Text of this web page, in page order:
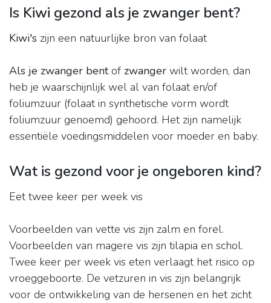
Is Kiwi gezond als je zwanger bent?
Kiwi's zijn een natuurlijke bron van folaat
Als je zwanger bentof zwanger wilt worden, dan
heb je waarschijnlijk wel al van folaat en/of
foliumzuur (folaat in synthetische vorm wordt
foliumzuur genoemd) gehoord. Het zijn namelijk
essentiële voedingsmiddelen voor moeder en baby.
Wat is gezond voor je ongeboren kind?
Eet twee keer per week vis
Voorbeelden van vette vis zijn zalm en forel.
Voorbeelden van magere vis zijn tilapia en schol.
Twee keer per week vis eten verlaagt het risico op
vroeggeboorte. De vetzuren in vis zijn belangrijk
voor de ontwikkeling van de hersenen en het zicht